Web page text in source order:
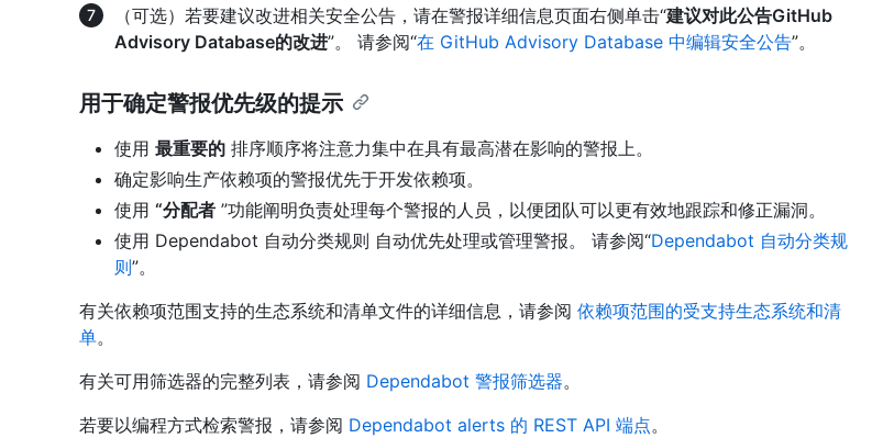
（可选）若要建议改进相关安全公告，请在警报详细信息页面右侧单击“建议对此公告GitHub
Advisory Database的改进”。 请参阅“在 GitHub Advisory Database 中编辑安全公告”。
用于确定警报优先级的提示
使用 最重要的 排序顺序将注意力集中在具有最高潜在影响的警报上。
确定影响生产依赖项的警报优先于开发依赖项。
使用 “分配者 ”功能阐明负责处理每个警报的人员，以便团队可以更有效地跟踪和修正漏洞。
使用 Dependabot 自动分类规则 自动优先处理或管理警报。 请参阅“Dependabot 自动分类规
则”。
有关依赖项范围支持的生态系统和清单文件的详细信息，请参阅 依赖项范围的受支持生态系统和清
单。
有关可用筛选器的完整列表，请参阅 Dependabot 警报筛选器。
若要以编程方式检索警报，请参阅 Dependabot alerts 的 REST API 端点。